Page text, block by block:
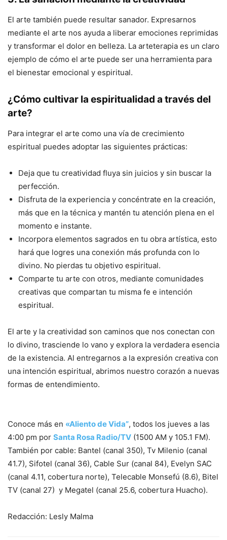
El arte también puede resultar sanador. Expresarnos
mediante el arte nos ayuda a liberar emociones reprimidas
y transformar el dolor en belleza. La arteterapia es un claro
ejemplo de cómo el arte puede ser una herramienta para
el bienestar emocional y espiritual.
¿Cómo cultivar la espiritualidad a través del
arte?
Para integrar el arte como una vía de crecimiento
espiritual puedes adoptar las siguientes prácticas:
Deja que tu creatividad fluya sin juicios y sin buscar la
perfección.
Disfruta de la experiencia y concéntrate en la creación,
más que en la técnica y mantén tu atención plena en el
momento e instante.
Incorpora elementos sagrados en tu obra artística, esto
hará que logres una conexión más profunda con lo
divino. No pierdas tu objetivo espiritual.
Comparte tu arte con otros, mediante comunidades
creativas que compartan tu misma fe e intención
espiritual.
El arte y la creatividad son caminos que nos conectan con
lo divino, trasciende lo vano y explora la verdadera esencia
de la existencia. Al entregarnos a la expresión creativa con
una intención espiritual, abrimos nuestro corazón a nuevas
formas de entendimiento.
Conoce más en «Aliento de Vida”, todos los jueves a las
4:00 pm por Santa Rosa Radio/TV (1500 AM y 105.1 FM).
También por cable: Bantel (canal 350), Tv Milenio (canal
41.7), Sifotel (canal 36), Cable Sur (canal 84), Evelyn SAC
(canal 4.11, cobertura norte), Telecable Monsefú (8.6), Bitel
TV (canal 27) y Megatel (canal 25.6, cobertura Huacho).
Redacción: Lesly Malma